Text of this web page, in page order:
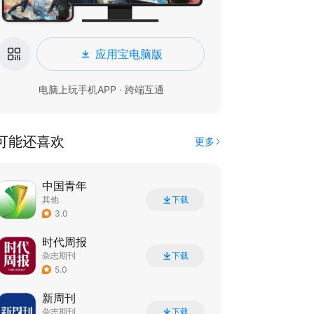
应用宝电脑版
电脑上玩手机APP · 跨端互通
能还喜欢 更多
中国青年
其他
3.0
下载
时代周报
杂志期刊
5.0
下载
新周刊
杂志期刊 下载